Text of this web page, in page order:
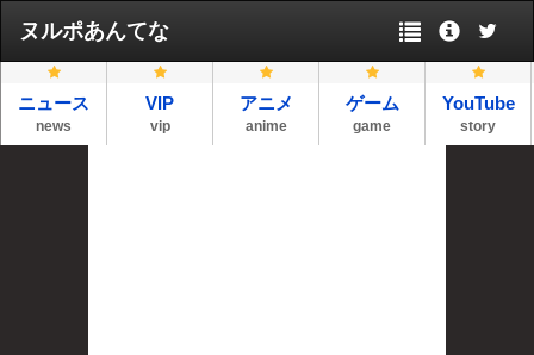
ヌルポあんてな
ニュース
news
VIP
vip
アニメ
anime
ゲーム
game
YouTube
story